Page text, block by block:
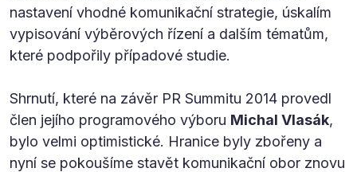
nastavení vhodné komunikační strategie, úskalím
vypisování výběrových řízení a dalším tématům,
které podpořily případové studie.
Shrnutí, které na závěr PR Summitu 2014 provedl
člen jejího programového výboru Michal Vlasák,
bylo velmi optimistické. Hranice byly zbořeny a
nyní se pokoušíme stavět komunikační obor znovu